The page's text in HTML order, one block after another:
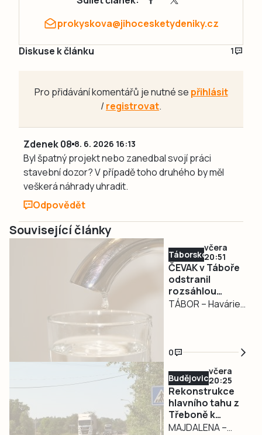
prokyskova@jihocesketydeniky.cz
Diskuse k článku 1
Pro přidávání komentářů je nutné se přihlásit
/registrovat.
Zdenek 08 8. 6. 2026 16:13
Byl špatný projekt nebo zanedbal svojí práci
stavební dozor? V případě toho druhého by měl
veškerá náhrady uhradit.
Odpovědět
Související články
Táborsko
včera
20:51
ČEVAK v Táboře
odstranil
rozsáhlou
havárii a v půl
TÁBOR – Havárie
odpoledne ocitla
bez vody zhruba
třetina města v
severní části
Tábora, je
vyřešena. Jak nyní
informovali na
0
Budějovicko
včera
20:25
Rekonstrukce
hlavního tahu z
Třeboně k
hranicím začne v
MAJDALENA –